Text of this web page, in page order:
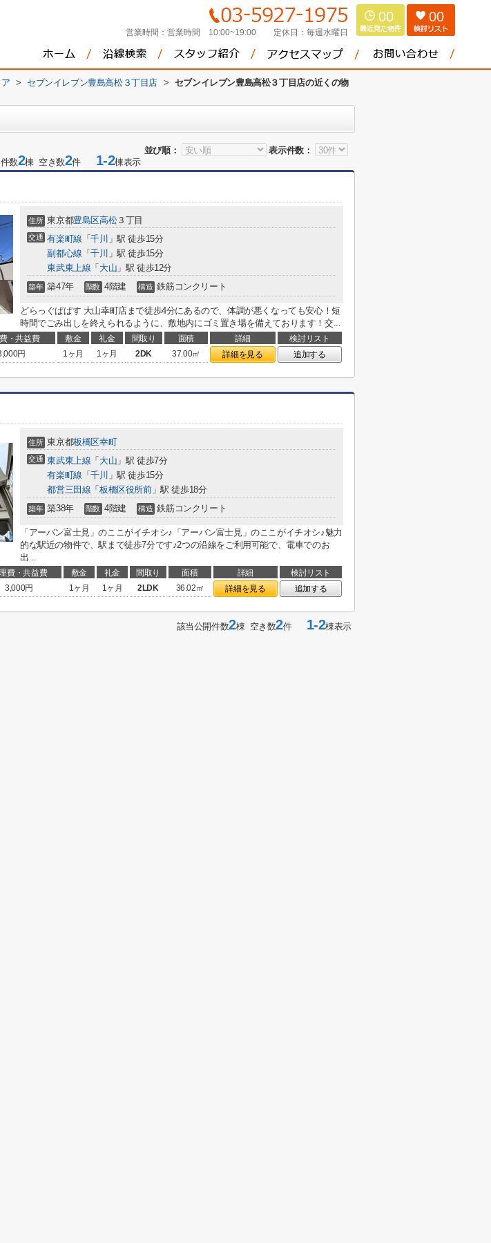
営業時間： 営業時間 10:00~19:00 定休日： 毎週水曜日
00 00
> セブンイレブン豊島高松３丁目店 > セブンイレブン豊島高松３丁目店の近くの物
並び順： 表示件数：
数2棟 空き数2件 1-2棟表示
住所 東京都豊島区高松３丁目
交通 有楽町線 「千川 」駅 徒歩15分
副都心線 「千川 」駅 徒歩15分
東武東上線 「 大山 」駅 徒歩12分
築年 築47年 階数 4階建 構造 鉄筋コンクリート
どらっぐぱぱす 大山幸町店まで徒歩4分にあるので、体調が悪くなっても安心！短
時間でごみ出しを終えられるように、敷地内にゴミ置き場を備えております！交...
・共益費 敷金 礼金 間取り 面積 詳細
検討リスト
円 1ヶ月 1ヶ月 2DK 37.00㎡ 詳細を見る 追加する
住所 東京都板橋区幸町
交通 東武東上線 「 大山 」駅 徒歩7分
有楽町線 「千川 」駅 徒歩15分
都営三田線 「 板橋区役所前」駅 徒歩18分
築年 築38年 階数 4階建 構造 鉄筋コンクリート
「アーバン富士見」のここがイチオシ♪「アーバン富士見」のここがイチオシ♪魅力
的な駅近の物件で、駅まで徒歩7分です♪2つの沿線をご利用可能で、電車でのお
出...
費・共益費 敷金 礼金 間取り 面積 詳細
検討リスト
3,000円 1ヶ月 1ヶ月 2LDK 36.02㎡ 詳細を見る 追加する
該当公開件数2棟 空き数2件1-2棟表示